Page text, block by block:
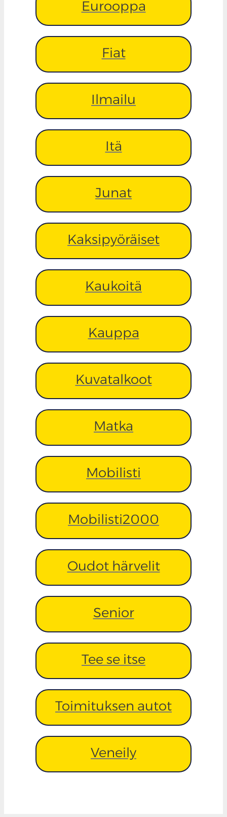
Eurooppa
Fiat
Ilmailu
Itä
Junat
Kaksipyöräiset
Kaukoitä
Kauppa
Kuvatalkoot
Matka
Mobilisti
Mobilisti2000
Oudot härvelit
Senior
Tee se itse
Toimituksen autot
Veneily